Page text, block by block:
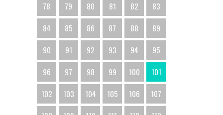
78
79 80 81 82
83
84
85 86 87 88
89
90
91 92 93 94
95
96
97 98 99 100
101
102
103 104 105 106
107